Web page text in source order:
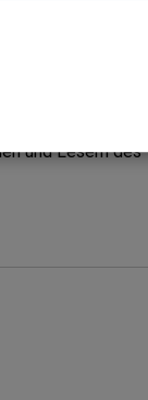
und regional
um kleine
und nicht
nicht ohnehin in
und Lesern